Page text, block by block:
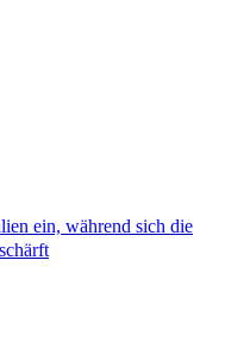
ein, während sich die